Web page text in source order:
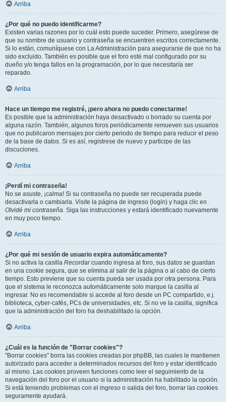
Arriba
¿Por qué no puedo identificarme?
Existen varias razones por lo cuál esto puede suceder. Primero, asegúrese de
que su nombre de usuario y contraseña se encuentren escritos correctamente.
Si lo están, comuníquese con La Administración para asegurarse de que no ha
sido excluido. También es posible que el foro esté mal configurado por su
dueño y/o tenga fallos en la programación, por lo que necesitaría ser
reparado.
Arriba
Hace un tiempo me registré, ¡pero ahora no puedo conectarme!
Es posible que la administración haya desactivado o borrado su cuenta por
alguna razón. También, algunos foros periódicamente remueven sus usuarios
que no publicaron mensajes por cierto periodo de tiempo para reducir el peso
de la base de datos. Si es así, registrese de nuevo y participe de las
discuciones.
Arriba
¡Perdí mi contraseña!
No se asuste, ¡calma! Si su contraseña no puede ser recuperada puede
desactivarla o cambiarla. Visite la página de ingreso (login) y haga clic en
Olvidé mi contraseña. Siga las instrucciones y estará identificado nuevamente
en muy poco tiempo.
Arriba
¿Por qué mi sesión de usuario expira automáticamente?
Si no activa la casilla Recordarcuando ingresa al foro, sus datos se guardan
en una cookie segura, que se elimina al salir de la página o al cabo de cierto
tiempo. Esto previene que su cuenta pueda ser usada por otra persona. Para
que el sistema le reconozca automáticamente solo marque la casilla al
ingresar. No es recomendable si accede al foro desde un PC compartido, e.j.
biblioteca, cyber-cafés, PCs de universidades, etc. Si no ve la casilla, significa
que la administración del foro ha deshabilitado la opción.
Arriba
¿Cuál es la función de "Borrar cookies"?
"Borrar cookies" borra las cookies creadas por phpBB, las cuales le mantienen
autorizado para acceder a determinados recursos del foro y estar identificado
al mismo. Las cookies proveen funciones como leer el seguimiento de la
navegación del foro por el usuario si la administración ha habilitado la opción.
Si está teniendo problemas con el ingreso o salida del foro, borrar las cookies
seguramente ayudará.